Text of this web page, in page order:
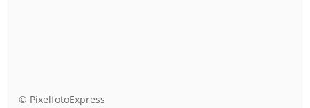
© PixelfotoExpress